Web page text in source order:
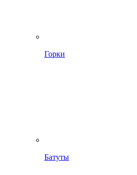
Горки
Батуты